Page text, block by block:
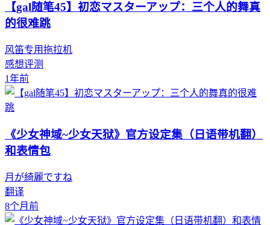
【gal随笔45】初恋マスターアップ：三个人的舞真
的很难跳
风笛专用拖拉机
感想评测
1年前
《少女神域~少女天狱》官方设定集（日语带机翻）
和表情包
月が綺麗ですね
翻译
8个月前